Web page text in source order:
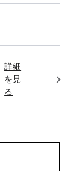
詳細
を見
る